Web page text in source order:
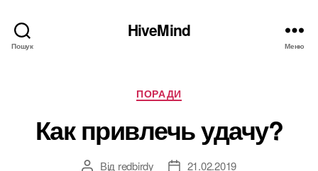
Пошук
HiveMind
Меню
Категорії
ПОРАДИ
Как привлечь удачу?
Автор
Від redbirdy
Дата21.02.2019